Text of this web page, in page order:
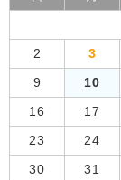
2 3
9 10
16 17
23 24
30 31